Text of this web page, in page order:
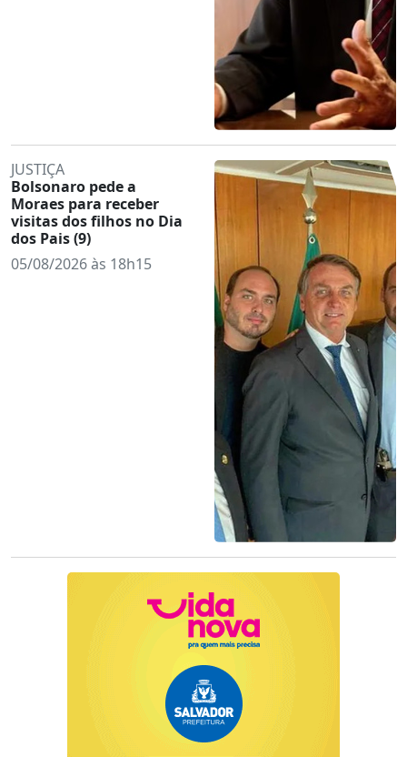
JUSTIÇA
Bolsonaro pede a
Moraes para receber
visitas dos filhos no Dia
dos Pais (9)
05/08/2026 às 18h15